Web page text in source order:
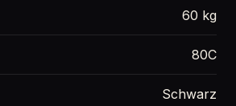
60 kg
80C
Schwarz